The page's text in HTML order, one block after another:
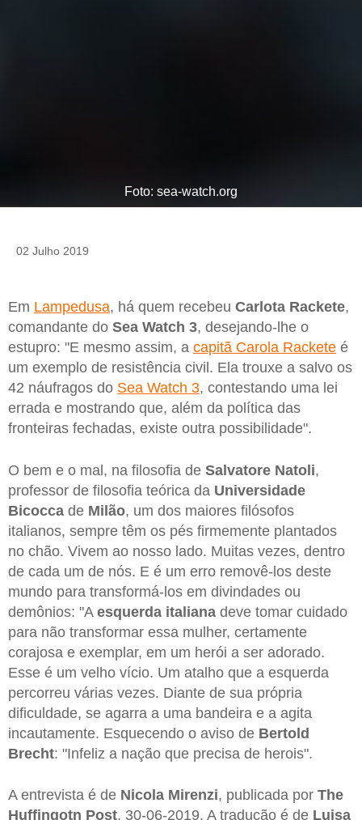
Foto: sea-watch.org
02 Julho 2019
Em Lampedusa, há quem recebeu Carlota Rackete,
comandante do Sea Watch 3, desejando-lhe o
estupro: "E mesmo assim, a capitã Carola Rackete é
um exemplo de resistência civil. Ela trouxe a salvo os
42 náufragos do Sea Watch 3, contestando uma lei
errada e mostrando que, além da política das
fronteiras fechadas, existe outra possibilidade".
O bem e o mal, na filosofia de Salvatore Natoli,
professor de filosofia teórica da Universidade
Bicocca de Milão, um dos maiores filósofos
italianos, sempre têm os pés firmemente plantados
no chão. Vivem ao nosso lado. Muitas vezes, dentro
de cada um de nós. E é um erro removê-los deste
mundo para transformá-los em divindades ou
demônios: "A esquerda italiana deve tomar cuidado
para não transformar essa mulher, certamente
corajosa e exemplar, em um herói a ser adorado.
Esse é um velho vício. Um atalho que a esquerda
percorreu várias vezes. Diante de sua própria
dificuldade, se agarra a uma bandeira e a agita
incautamente. Esquecendo o aviso de Bertold
Brecht: "Infeliz a nação que precisa de herois".
A entrevista é de Nicola Mirenzi, publicada por The
Huffingotn Post, 30-06-2019. A tradução é de Luisa